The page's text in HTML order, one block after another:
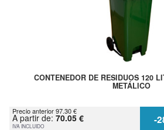
CONTENEDOR DE RESIDUOS 120
METÁLICO
Precio anterior 97.30 €
A partir de: 70.05 €
IVA INCLUIDO -